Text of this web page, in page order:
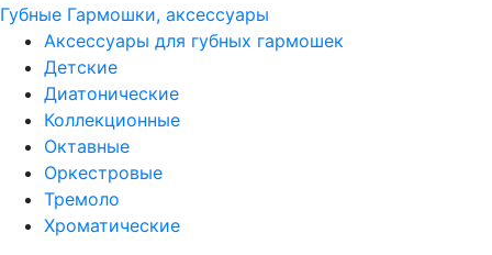
Губные Гармошки, аксессуары
Аксессуары для губных гармошек
Детские
Диатонические
Коллекционные
Октавные
Оркестровые
Тремоло
Хроматические